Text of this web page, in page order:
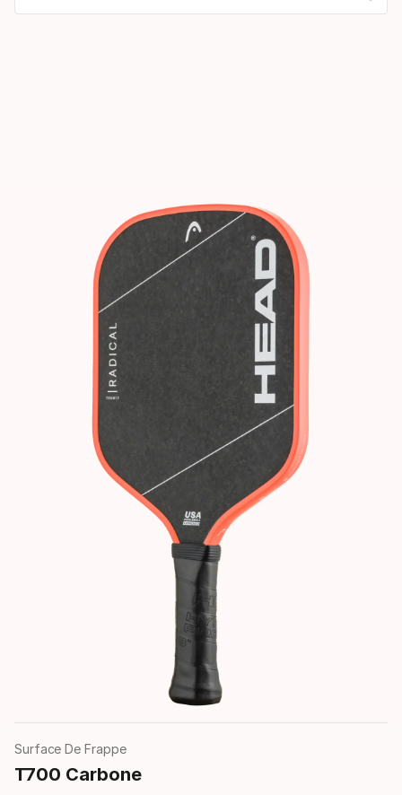
Surface De Frappe
T700 Carbone